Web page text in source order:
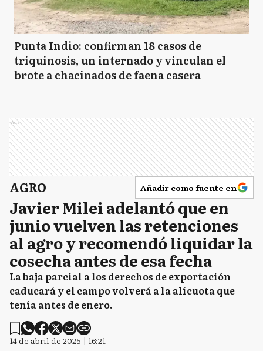
Punta Indio: confirman 18 casos de
triquinosis, un internado y vinculan el
brote a chacinados de faena casera
Ads
AGRO Añadir como fuente en
Javier Milei adelantó que en
junio vuelven las retenciones
al agro y recomendó liquidar la
cosecha antes de esa fecha
La baja parcial a los derechos de exportación
caducará y el campo volverá a la alícuota que
tenía antes de enero.
14 de abril de 2025 | 16:21